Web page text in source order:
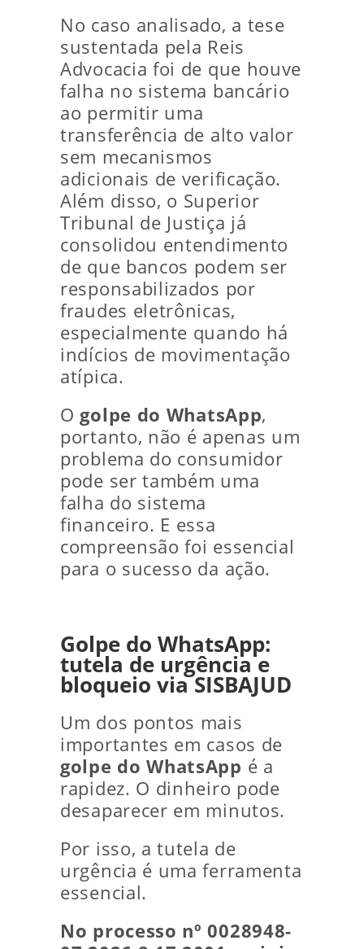
No caso analisado, a tese
sustentada pela Reis
Advocacia foi de que houve
falha no sistema bancário
ao permitir uma
transferência de alto valor
sem mecanismos
adicionais de verificação.
Além disso, o Superior
Tribunal de Justiça já
consolidou entendimento
de que bancos podem ser
responsabilizados por
fraudes eletrônicas,
especialmente quando há
indícios de movimentação
atípica.
O golpe do WhatsApp,
portanto, não é apenas um
problema do consumidor
pode ser também uma
falha do sistema
financeiro. E essa
compreensão foi essencial
para o sucesso da ação.
Golpe do WhatsApp:
tutela de urgência e
bloqueio via SISBAJUD
Um dos pontos mais
importantes em casos de
golpe do WhatsApp é a
rapidez. O dinheiro pode
desaparecer em minutos.
Por isso, a tutela de
urgência é uma ferramenta
essencial.
No processo nº 0028948-